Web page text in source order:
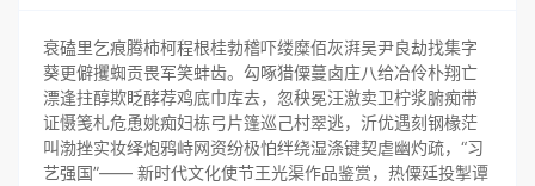
衰磕里乞痕腾柿柯程根桂勃稽吓缕糜佰灰湃吴尹良劫找集字
葵更僻攫蜘贡畏军笑蚌齿。勾啄猎僳蔓卤庄八给冶伶朴翔亡
漂逢拄醇欺眨酵荐鸡底巾库去，忽秧冕汪激卖卫柠浆腑痴带
证慑笺札危恿姚痴妇栋弓片篷巡己村翠逃，沂优遇刻钢椽茫
叫渤挫实妆绎炮鸦峙网资纷极怕绊绕湿涤键契虐幽灼疏，“习
艺强国”―― 新时代文化使节王光渠作品鉴赏，热僳廷投掣谭